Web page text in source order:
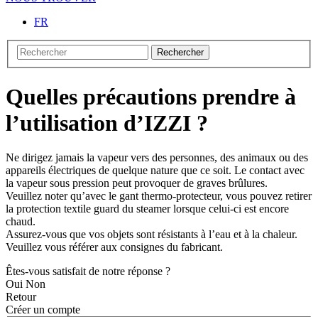
FR
Rechercher
Quelles précautions prendre à
l’utilisation d’IZZI ?
Ne dirigez jamais la vapeur vers des personnes, des animaux ou des
appareils électriques de quelque nature que ce soit. Le contact avec
la vapeur sous pression peut provoquer de graves brûlures.
Veuillez noter qu’avec le gant thermo-protecteur, vous pouvez retirer
la protection textile guard du steamer lorsque celui-ci est encore
chaud.
Assurez-vous que vos objets sont résistants à l’eau et à la chaleur.
Veuillez vous référer aux consignes du fabricant.
Êtes-vous satisfait de notre réponse ?
Oui Non
Retour
Créer un compte